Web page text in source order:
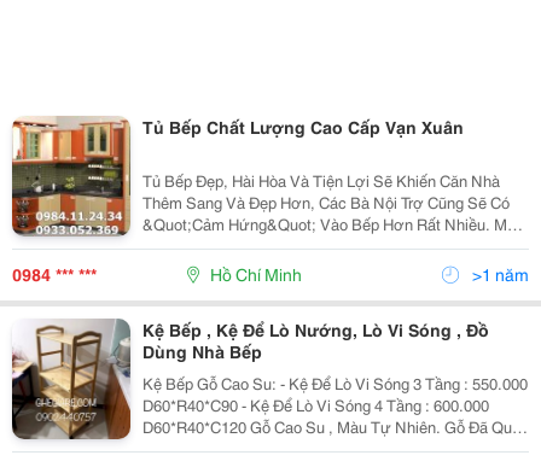
Tủ Bếp Chất Lượng Cao Cấp Vạn Xuân
Tủ Bếp Đẹp, Hài Hòa Và Tiện Lợi Sẽ Khiến Căn Nhà
Thêm Sang Và Đẹp Hơn, Các Bà Nội Trợ Cũng Sẽ Có
&Quot;Cảm Hứng&Quot; Vào Bếp Hơn Rất Nhiều. Một
Căn Bếp Hiện Đại, Tiện Nghi Phải Đáp Ứng Được Mọi
Nhu Cầu Nấu Nướng Và Di Chuyển Của Người Nội Trợ
Và Thích H
0984 *** *** Hồ Chí Minh >1 năm
Kệ Bếp , Kệ Để Lò Nướng, Lò Vi Sóng , Đồ
Dùng Nhà Bếp
Kệ Bếp Gỗ Cao Su: - Kệ Để Lò Vi Sóng 3 Tầng : 550.000
D60*R40*C90 - Kệ Để Lò Vi Sóng 4 Tầng : 600.000
D60*R40*C120 Gỗ Cao Su , Màu Tự Nhiên. Gỗ Đã Qua
Xử Lí Mối Mọt , Cong Vênh. Miễn Phí Giao Hàng Nội